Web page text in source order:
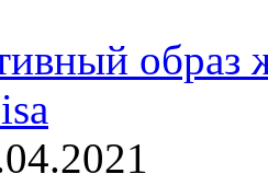
образ